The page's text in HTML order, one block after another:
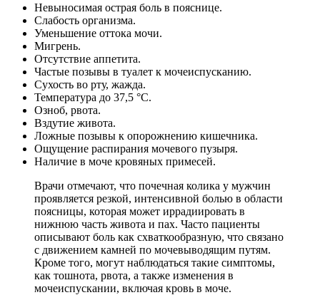
Невыносимая острая боль в пояснице.
Слабость организма.
Уменьшение оттока мочи.
Мигрень.
Отсутствие аппетита.
Частые позывы в туалет к мочеиспусканию.
Сухость во рту, жажда.
Температура до 37,5 °C.
Озноб, рвота.
Вздутие живота.
Ложные позывы к опорожнению кишечника.
Ощущение распирания мочевого пузыря.
Наличие в моче кровяных примесей.
Врачи отмечают, что почечная колика у мужчин
проявляется резкой, интенсивной болью в области
поясницы, которая может иррадиировать в
нижнюю часть живота и пах. Часто пациенты
описывают боль как схваткообразную, что связано
с движением камней по мочевыводящим путям.
Кроме того, могут наблюдаться такие симптомы,
как тошнота, рвота, а также изменения в
мочеиспускании, включая кровь в моче.